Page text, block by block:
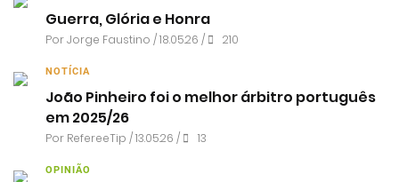
Guerra, Glória e Honra
PorJorge Faustino / 18.05.26 / 210
NOTÍCIA
João Pinheiro foi o melhor árbitro português
em 2025/26
Por RefereeTip / 13.05.26 / 13
OPINIÃO